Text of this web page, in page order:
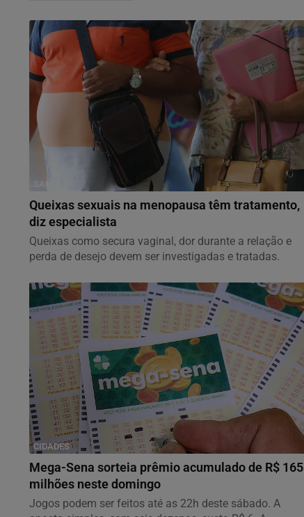
Queixas sexuais na menopausa têm tratamento,
diz especialista
Queixas como secura vaginal, dor durante a relação e
perda de desejo devem ser investigadas e tratadas.
CIDADES
Mega-Sena sorteia prêmio acumulado de R$ 165
milhões neste domingo
Jogos podem ser feitos até as 22h deste sábado. A